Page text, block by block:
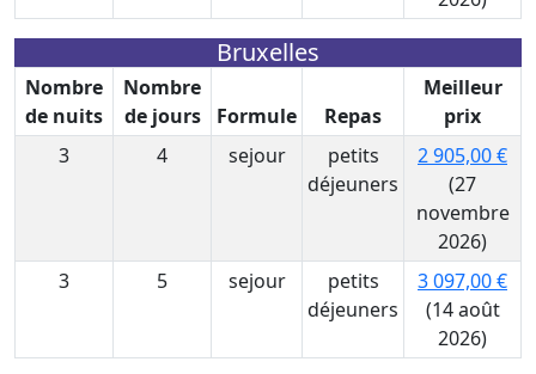
Bruxelles
Nombre
de nuits
Nombre
de jours
Formule Repas
Meilleur
prix
3
4 sejour
petits
déjeuners
2 905,00 €
(27
novembre
2026)
3
5 sejour
petits
déjeuners
3 097,00 €
(14 août
2026)